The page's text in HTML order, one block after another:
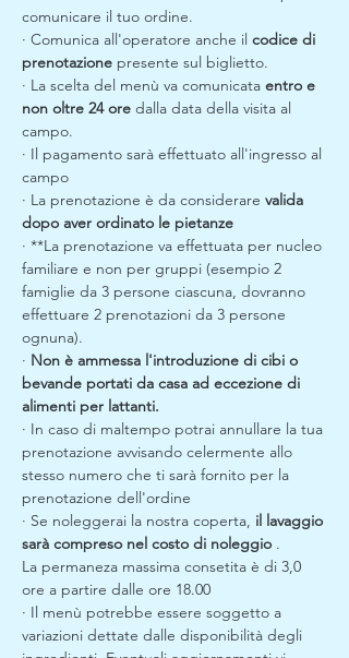
comunicare il tuo ordine.
· Comunica all'operatore anche il codice di
prenotazione presente sul biglietto.
· La scelta del menù va comunicata entro e
non oltre 24 ore dalla data della visita al
campo.
· Il pagamento sarà effettuato all'ingresso al
campo
· La prenotazione è da considerare valida
dopo aver ordinato le pietanze
· **La prenotazione va effettuata per nucleo
familiare e non per gruppi (esempio 2
famiglie da 3 persone ciascuna, dovranno
effettuare 2 prenotazioni da 3 persone
ognuna).
· Non è ammessa l'introduzione di cibi o
bevande portati da casa ad eccezione di
alimenti per lattanti.
· In caso di maltempo potrai annullare la tua
prenotazione avvisando celermente allo
stesso numero che ti sarà fornito per la
prenotazione dell'ordine
· Se noleggerai la nostra coperta, il lavaggio
sarà compreso nel costo di noleggio .
La permaneza massima consetita è di 3,0
ore a partire dalle ore 18.00
· Il menù potrebbe essere soggetto a
variazioni dettate dalle disponibilità degli